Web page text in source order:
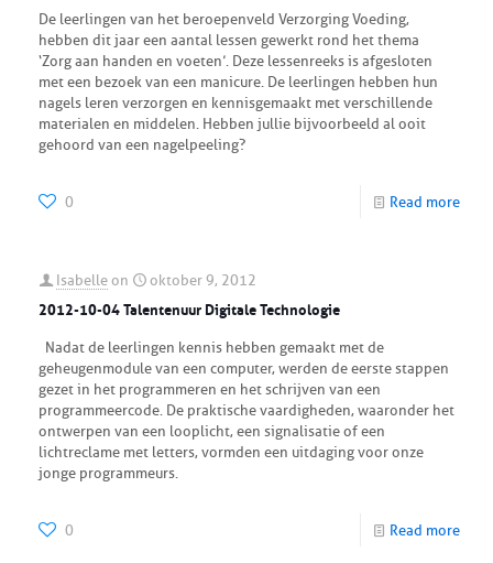
De leerlingen van het beroepenveld Verzorging Voeding,
hebben dit jaar een aantal lessen gewerkt rond het thema
‘Zorg aan handen en voeten’. Deze lessenreeks is afgesloten
met een bezoek van een manicure. De leerlingen hebben hun
nagels leren verzorgen en kennisgemaakt met verschillende
materialen en middelen. Hebben jullie bijvoorbeeld al ooit
gehoord van een nagelpeeling?
0 Read more
Isabelleon
oktober 9, 2012
2012-10-04 Talentenuur Digitale Technologie
Nadat de leerlingen kennis hebben gemaakt met de
geheugenmodule van een computer, werden de eerste stappen
gezet in het programmeren en het schrijven van een
programmeercode. De praktische vaardigheden, waaronder het
ontwerpen van een looplicht, een signalisatie of een
lichtreclame met letters, vormden een uitdaging voor onze
jonge programmeurs.
0 Read more